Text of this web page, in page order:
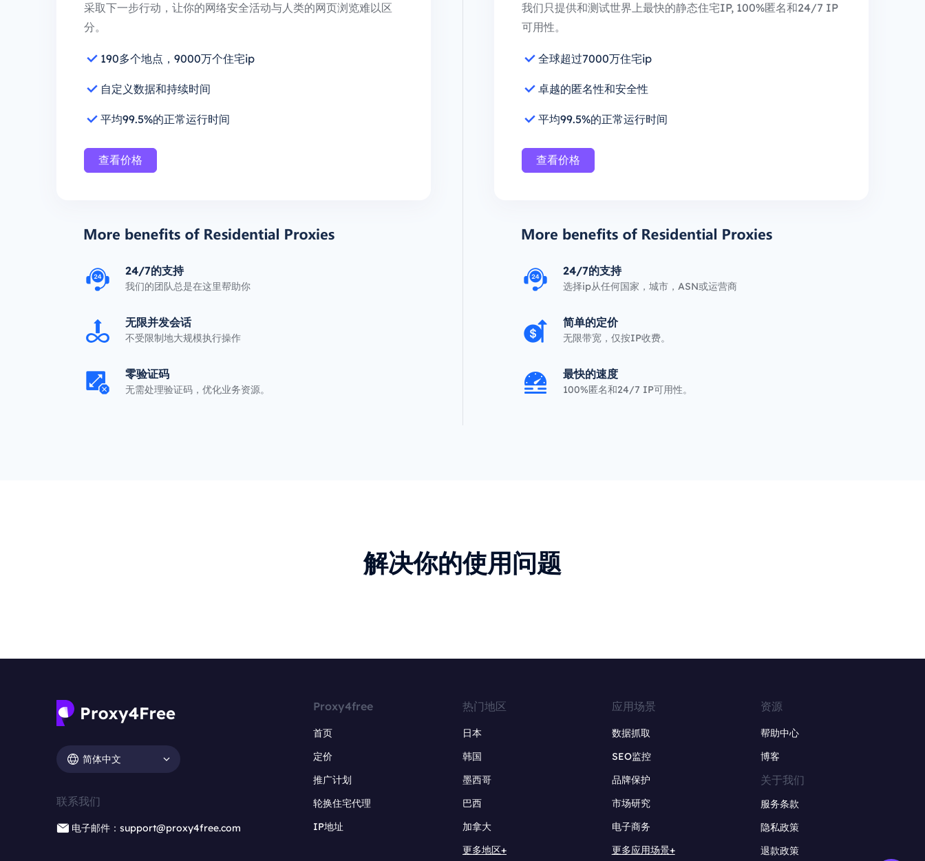
采取下一步行动，让你的网络安全活动与人类的网页浏览难以区
分。
190多个地点，9000万个住宅ip
自定义数据和持续时间
平均99.5%的正常运行时间
查看价格
24/7的支持
我们的团队总是在这里帮助你
无限并发会话
不受限制地大规模执行操作
零验证码
无需处理验证码，优化业务资源。
我们只提供和测试世界上最快的静态住宅IP, 100%匿名和24/7 IP
可用性。
全球超过7000万住宅ip
卓越的匿名性和安全性
平均99.5%的正常运行时间
查看价格
24/7的支持
选择ip从任何国家，城市，ASN或运营商
简单的定价
无限带宽，仅按IP收费。
最快的速度
100%匿名和24/7 IP可用性。
解决你的使用问题
简体中文
联系我们
电子邮件：support@proxy4free.com
Proxy4free
首页
定价
推广计划
轮换住宅代理
IP地址
热门地区
日本
韩国
墨西哥
巴西
加拿大
更多地区+
应用场景
数据抓取
SEO监控
品牌保护
市场研究
电子商务
更多应用场景+
资源
帮助中心
博客
关于我们
服务条款
隐私政策
退款政策